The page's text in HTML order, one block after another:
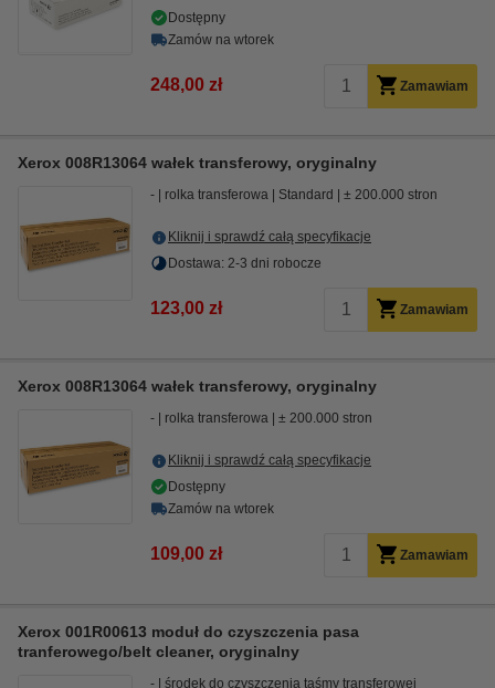
Dostępny
Zamów na wtorek
248,00 zł Zamawiam
Xerox 008R13064 wałek transferowy, oryginalny
- rolka transferowa Standard ± 200.000 stron
Kliknij i sprawdź całą specyfikacje
Dostawa: 2-3 dni robocze
123,00 zł Zamawiam
Xerox 008R13064 wałek transferowy, oryginalny
- rolka transferowa ± 200.000 stron
Kliknij i sprawdź całą specyfikacje
Dostępny
Zamów na wtorek
109,00 zł Zamawiam
Xerox 001R00613 moduł do czyszczenia pasa
tranferowego/belt cleaner, oryginalny
-
środek do czyszczenia taśmy transferowej